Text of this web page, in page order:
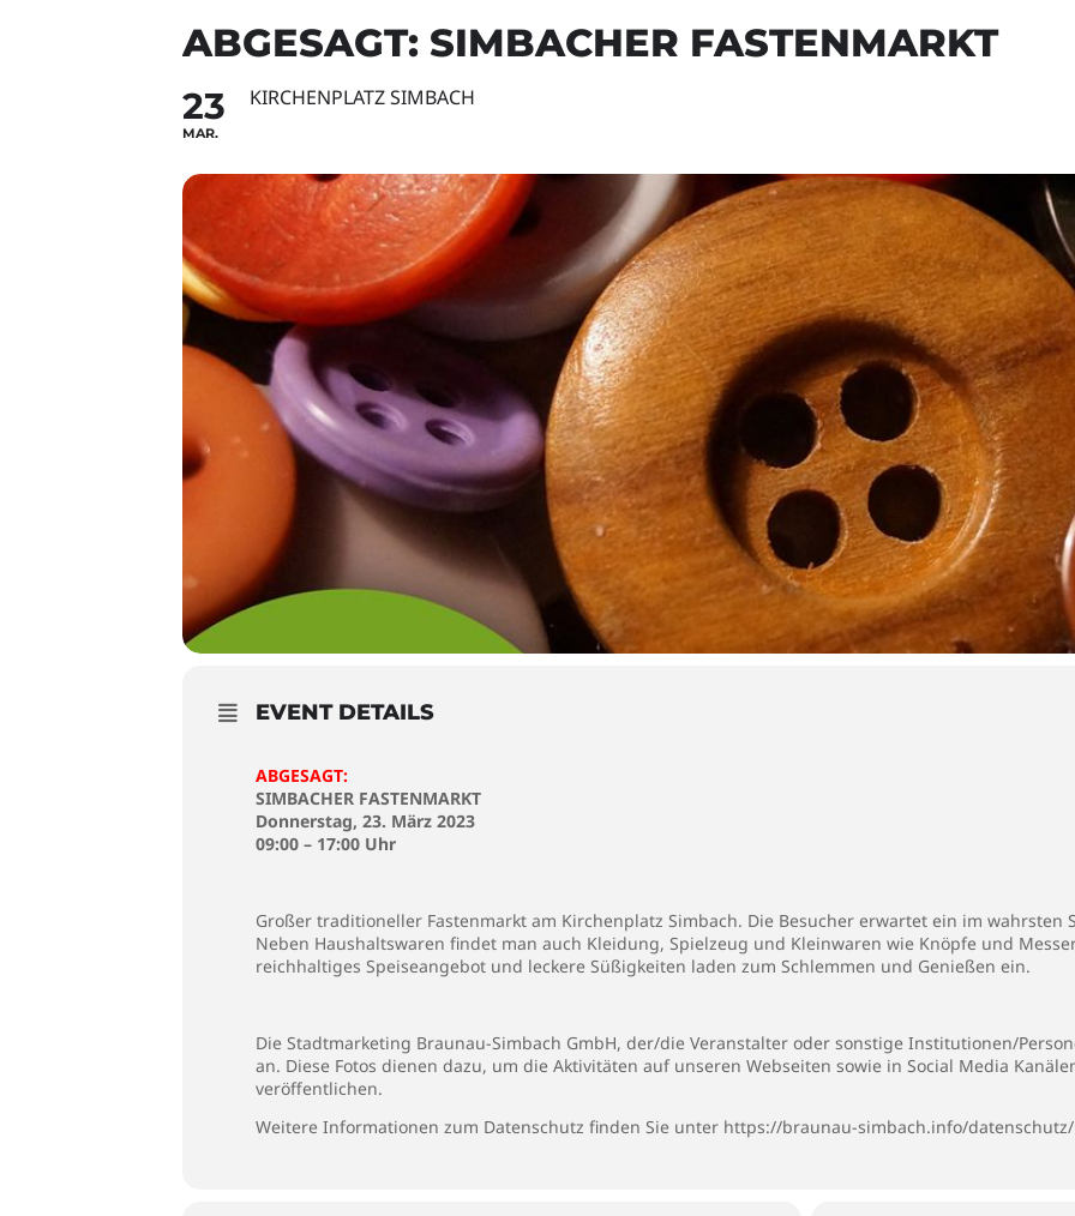
ABGESAGT: SIMBACHER FASTENMARKT
23
MAR.
KIRCHENPLATZ SIMBACH
EVENT DETAILS
ABGESAGT:
SIMBACHER FASTENMARKT
Donnerstag, 23. März 2023
09:00 – 17:00 Uhr
Großer traditioneller Fastenmarkt am Kirchenplatz Simbach. Die Besucher erwartet ein im wahrsten
Neben Haushaltswaren findet man auch Kleidung, Spielzeug und Kleinwaren wie Knöpfe und
reichhaltiges Speiseangebot und leckere Süßigkeiten laden zum Schlemmen und Genießen ein.
Die Stadtmarketing Braunau-Simbach GmbH, der/die Veranstalter oder sonstige Institutionen/
an. Diese Fotos dienen dazu, um die Aktivitäten auf unseren Webseiten sowie in Social Media
veröffentlichen.
Weitere Informationen zum Datenschutz finden Sie unter https://braunau-simbach.info/datenschutz/